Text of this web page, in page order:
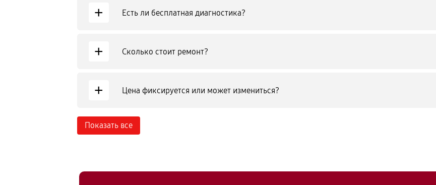
+ Есть ли бесплатная диагностика?
+ Сколько стоит ремонт?
+ Цена фиксируется или может измениться?
Показать все